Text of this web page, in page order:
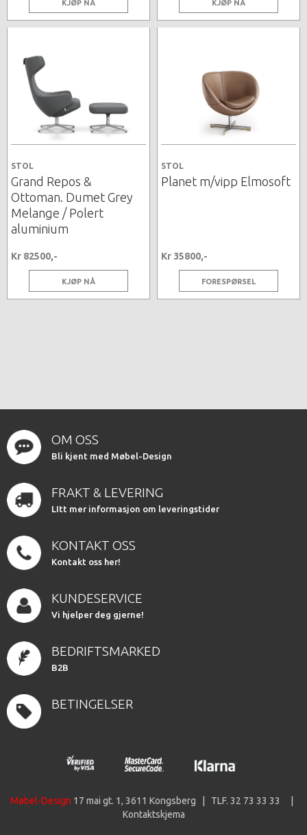
KJØP NÅ KJØP NÅ
STOL
Grand Repos &
Ottoman. Dumet Grey
Melange / Polert
aluminium
Kr 82500,-
KJØP NÅ
STOL
Planet m/vipp Elmosoft
Kr 35800,-
FORESPØRSEL
OM OSS
Bli kjent med Møbel-Design
FRAKT & LEVERING
LItt mer informasjon om leveringstider
KONTAKT OSS
Kontakt oss her!
KUNDESERVICE
Vi hjelper deg gjerne!
BEDRIFTSMARKED
B2B
BETINGELSER
Møbel-Design 17 mai gt. 1, 3611 Kongsberg | TLF. 32 73 33 33 |
Kontaktskjema